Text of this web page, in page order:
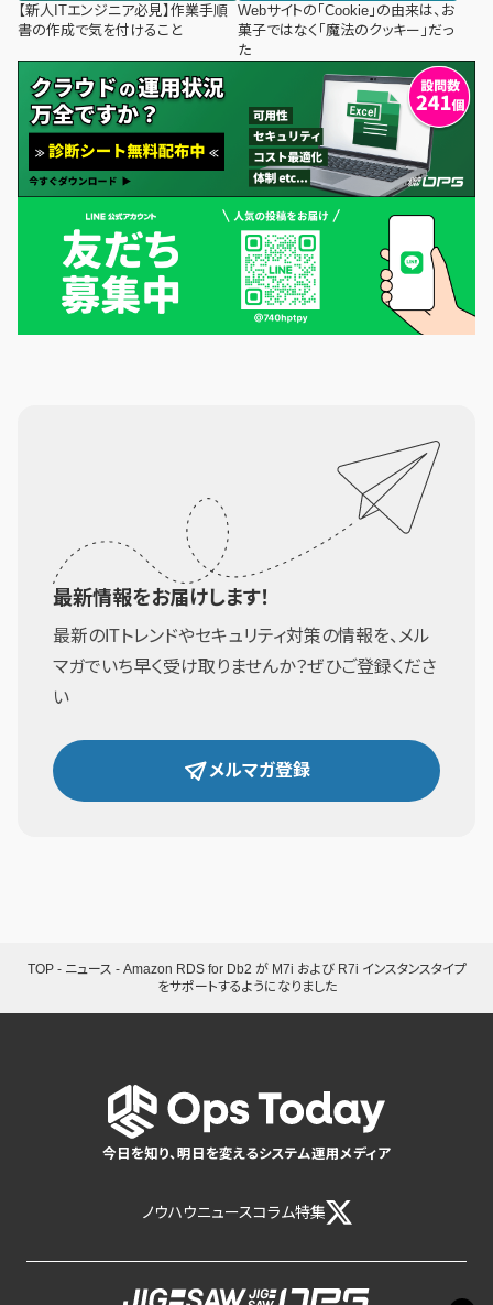
【新人ITエンジニア必見】作業手順
書の作成で気を付けること
Webサイトの「Cookie」の由来は、お
菓子ではなく「魔法のクッキー」だっ
た
最新情報をお届けします！
最新のITトレンドやセキュリティ対策の情報を、メル
マガでいち早く受け取りませんか？ぜひご登録くださ
い
メルマガ登録
TOP- ニュース - Amazon RDS for Db2 が M7i および R7i インスタンスタイプ
をサポートするようになりました
今日を知り、明日を変えるシステム運用メディア
ノウハウニュースコラム特集